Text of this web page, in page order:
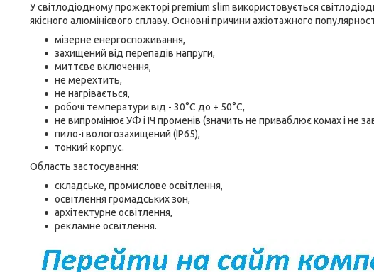
У світлодіодному прожекторі premium slim використовується
якісного алюмінієвого сплаву. Основні причини ажіотажного
мізерне енергоспоживання,
захищений від перепадів напруги,
миттєве включення,
не мерехтить,
не нагрівається,
робочі температури від - 30°С до + 50°С,
не випромінює УФ і ІЧ променів (значить не приваблює комах і не
пило-і вологозахищений (IP65),
тонкий корпус.
Область застосування:
складське, промислове освітлення,
освітлення громадських зон,
архітектурне освітлення,
рекламне освітлення.